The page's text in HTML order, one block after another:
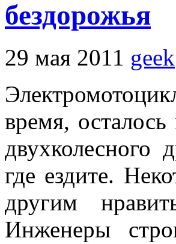
бездорожья
29 мая 2011 geek
время,
двухколесного
где ездите.
другим
Инженеры